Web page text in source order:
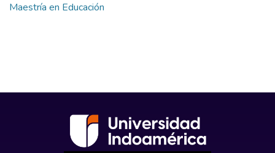
Maestría en Educación